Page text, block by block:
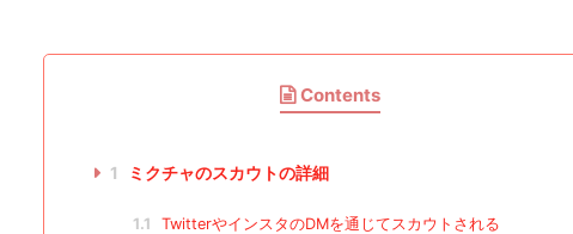
Contents
1 ミクチャのスカウトの詳細
1.1 TwitterやインスタのDMを通じてスカウトされる